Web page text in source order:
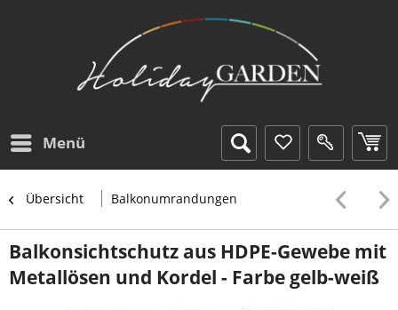
Menü
Übersicht Balkonumrandungen
Balkonsichtschutz aus HDPE-Gewebe mit
Metallösen und Kordel - Farbe gelb-weiß